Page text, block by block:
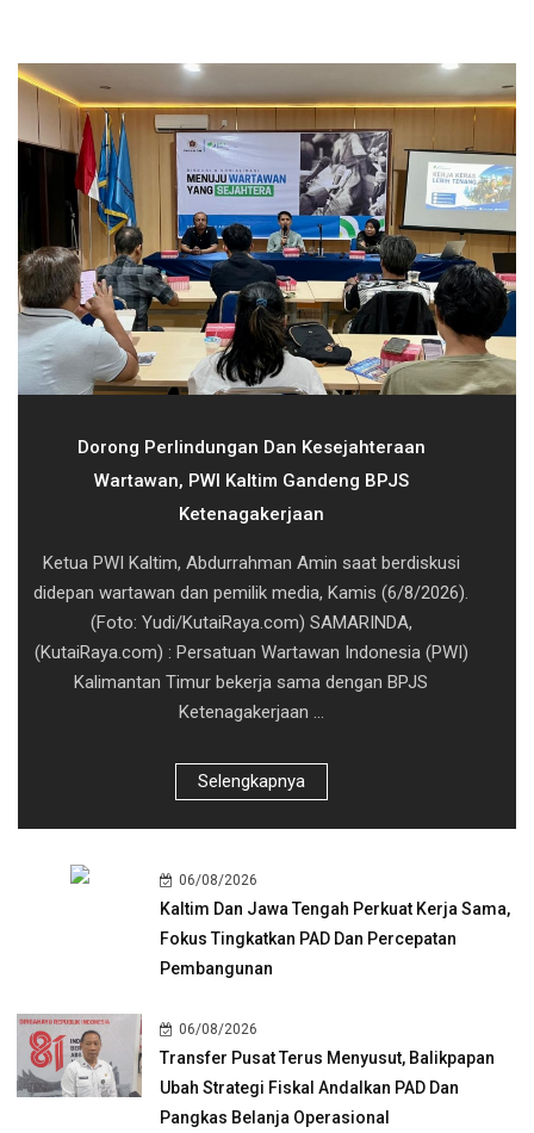
Dorong Perlindungan Dan Kesejahteraan
Wartawan, PWI Kaltim Gandeng BPJS
Ketenagakerjaan
Ketua PWI Kaltim, Abdurrahman Amin saat berdiskusi
didepan wartawan dan pemilik media, Kamis (6/8/2026).
(Foto: Yudi/KutaiRaya.com) SAMARINDA,
(KutaiRaya.com) : Persatuan Wartawan Indonesia (PWI)
Kalimantan Timur bekerja sama dengan BPJS
Ketenagakerjaan ...
Selengkapnya
06/08/2026
Kaltim Dan Jawa Tengah Perkuat Kerja Sama,
Fokus Tingkatkan PAD Dan Percepatan
Pembangunan
06/08/2026
Transfer Pusat Terus Menyusut, Balikpapan
Ubah Strategi Fiskal Andalkan PAD Dan
Pangkas Belanja Operasional